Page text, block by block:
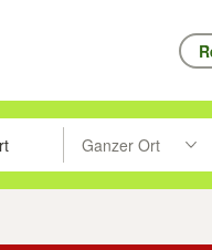
nach oben/unten
Eingabetaste
Ganzer Ort
Suche im Umkreis